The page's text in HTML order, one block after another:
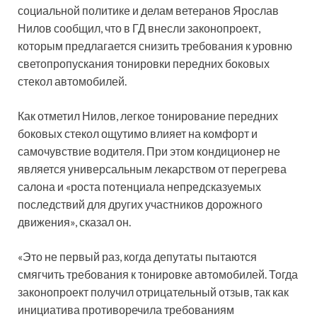
социальной политике и делам ветеранов Ярослав
Нилов сообщил, что в ГД внесли законопроект,
которым предлагается снизить требования к уровню
светопропускания тонировки передних боковых
стекол автомобилей.
Как отметил Нилов, легкое тонирование передних
боковых стекол ощутимо влияет на комфорт и
самочувствие водителя. При этом кондиционер не
является универсальным лекарством от перегрева
салона и «роста потенциала непредсказуемых
последствий для других участников дорожного
движения», сказал он.
«Это не первый раз, когда депутаты пытаются
смягчить требования к тонировке автомобилей. Тогда
законопроект получил отрицательный отзыв, так как
инициатива противоречила требованиям